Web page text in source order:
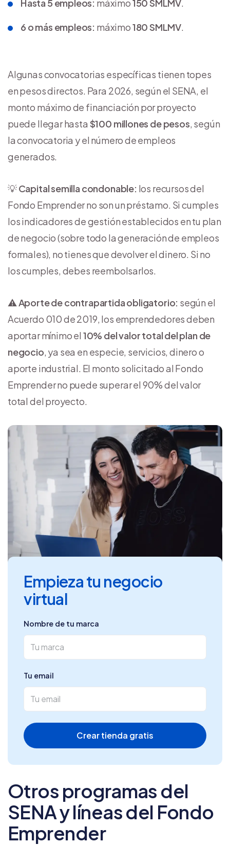
Hasta 5 empleos: máximo150 SMLMV.
6 o más empleos: máximo180 SMLMV.
Algunas convocatorias específicas tienen topes
en pesos directos. Para 2026, según el SENA, el
monto máximo de financiación por proyecto
puede llegar hasta $100 millones de pesos, según
la convocatoria y el número de empleos
generados.
💡Capital semilla condonable: los recursos del
Fondo Emprender no son un préstamo. Si cumples
los indicadores de gestión establecidos en tu plan
de negocio (sobre todo la generación de empleos
formales), no tienes que devolver el dinero. Si no
los cumples, debes reembolsarlos.
⚠️Aporte de contrapartida obligatorio: según el
Acuerdo 010 de 2019, los emprendedores deben
aportar mínimo el 10% del valor total del plan de
negocio, ya sea en especie, servicios, dinero o
aporte industrial. El monto solicitado al Fondo
Emprender no puede superar el 90% del valor
total del proyecto.
Empieza tu negocio
virtual
Nombre de tu marca
Tu email
Crear tienda gratis
Otros programas del
SENA y líneas del Fondo
Emprender